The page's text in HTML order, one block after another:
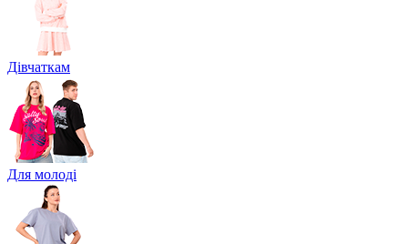
Дівчаткам
Для молоді